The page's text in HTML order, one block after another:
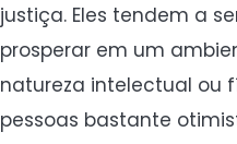
justiça. Eles tendem a
prosperar em um
natureza intelectual ou
pessoas bastante